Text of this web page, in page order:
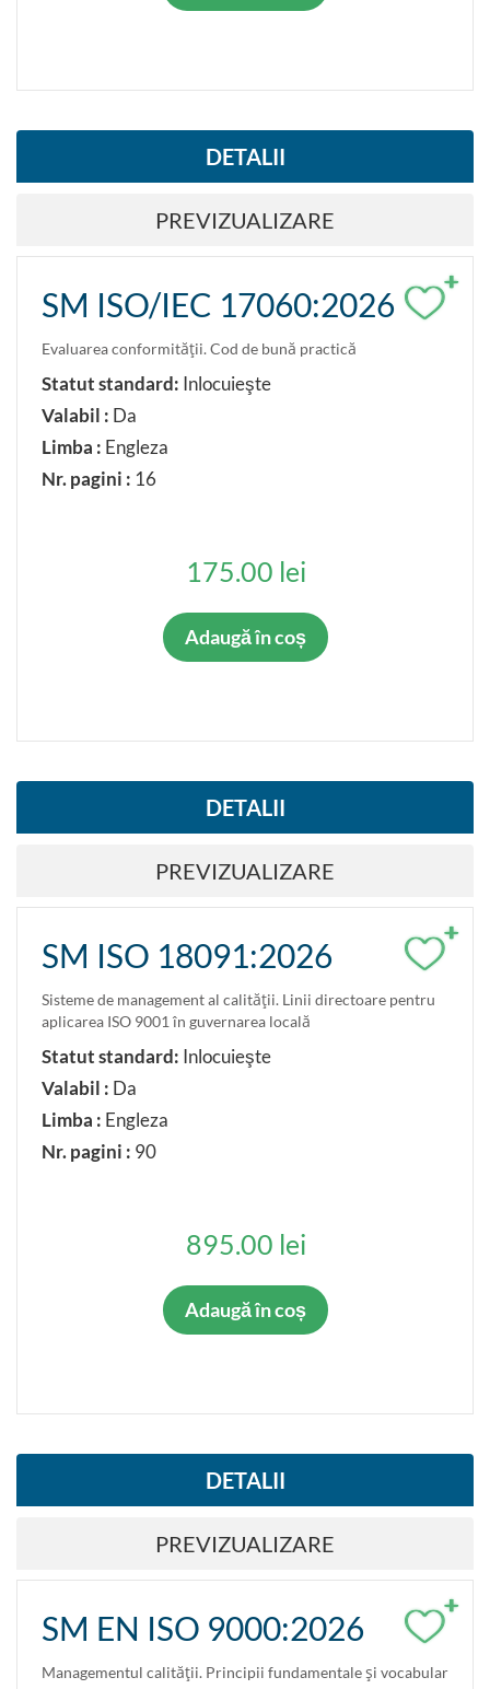
Inlocuit
Suspendat parţial
Inlocuit parţial
Restabilit
LIMBA ORIGINALĂ
DETALII
PREVIZUALIZARE
+
SM ISO/IEC 17060:2026
Evaluarea conformităţii. Cod de bună practică
Statut standard: Inlocuieşte
Valabil : Da
Limba : Engleza
Nr. pagini : 16
175.00 lei
Adaugă în coș
DETALII
PREVIZUALIZARE
+
SM ISO 18091:2026
Sisteme de management al calităţii. Linii directoare pentru
aplicarea ISO 9001 în guvernarea locală
Statut standard: Inlocuieşte
Valabil : Da
Limba : Engleza
Nr. pagini : 90
895.00 lei
Adaugă în coș
DETALII
PREVIZUALIZARE
+
SM EN ISO 9000:2026
Managementul calităţii. Principii fundamentale şi vocabular